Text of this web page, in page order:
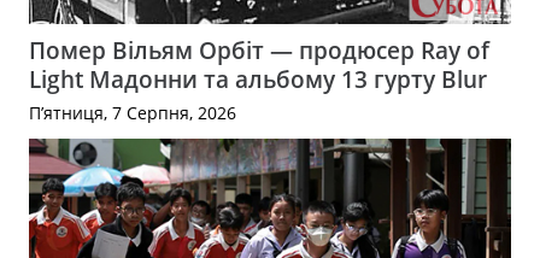
Помер Вільям Орбіт — продюсер Ray of
Light Мадонни та альбому 13 гурту Blur
П’ятниця, 7 Серпня, 2026